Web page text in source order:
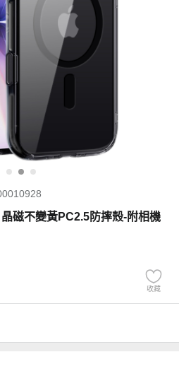
磁不變黃PC2.5防摔殼-附相機
收藏